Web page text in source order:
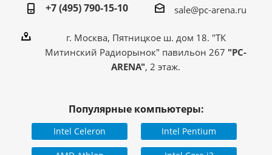
+7 (495) 790-15-10
sale@pc-arena.ru
г. Москва, Пятницкое ш. дом 18. "ТК
Митинский Радиорынок" павильон 267 "PC-
ARENA", 2 этаж.
Популярные компьютеры:
Intel Celeron Intel Pentium